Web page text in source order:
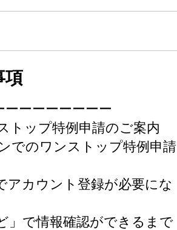
項
ーーーーーーーー
トップ特例申請のご案内
でのワンストップ特例申請
カウント登録が必要にな
」で情報確認ができるまで